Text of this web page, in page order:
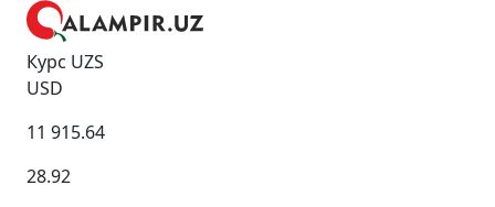
Курс UZS
USD
11 915.64
28.92